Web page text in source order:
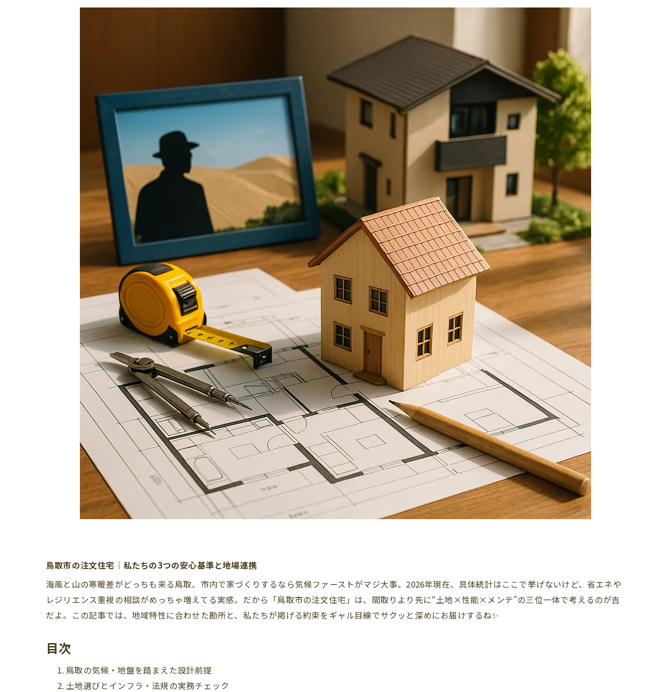
鳥取市の注文住宅｜私たちの3つの安心基準と地場連携
海風と山の寒暖差がどっちも来る鳥取、市内で家づくりするなら気候ファーストがマジ大事。2026年現在、具体統計はここで挙げないけど、省エネや
レジリエンス重視の相談がめっちゃ増えてる実感。だから「鳥取市の注文住宅」は、間取りより先に“土地×性能×メンテ”の三位一体で考えるのが吉
だよ。この記事では、地域特性に合わせた勘所と、私たちが掲げる約束をギャル目線でサクッと深めにお届けするね✨
目次
鳥取の気候・地盤を踏まえた設計前提
土地選びとインフラ・法規の実務チェック